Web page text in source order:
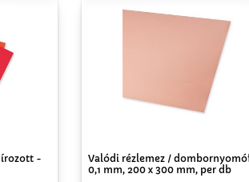
-
Valódi rézlemez /
0,1 mm, 200 x 300 mm, per db